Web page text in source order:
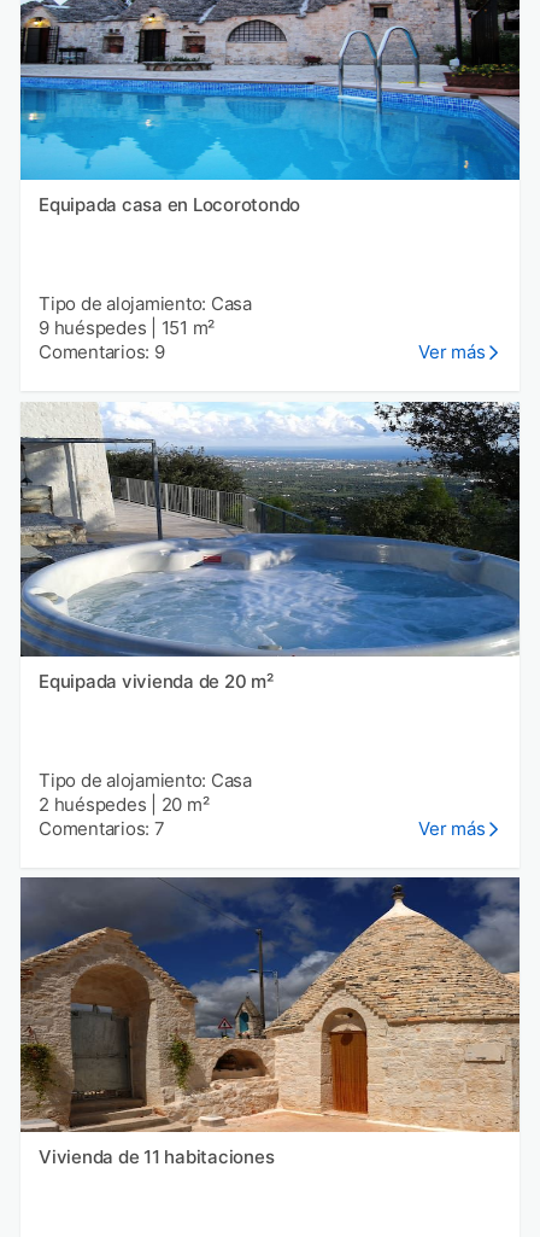
Equipada casa en Locorotondo
Tipo de alojamiento: Casa
9 huéspedes
151 m²
Comentarios: 9
Ver más
Equipada vivienda de 20 m²
Tipo de alojamiento: Casa
2 huéspedes
20 m²
Comentarios: 7
Ver más
Vivienda de 11 habitaciones